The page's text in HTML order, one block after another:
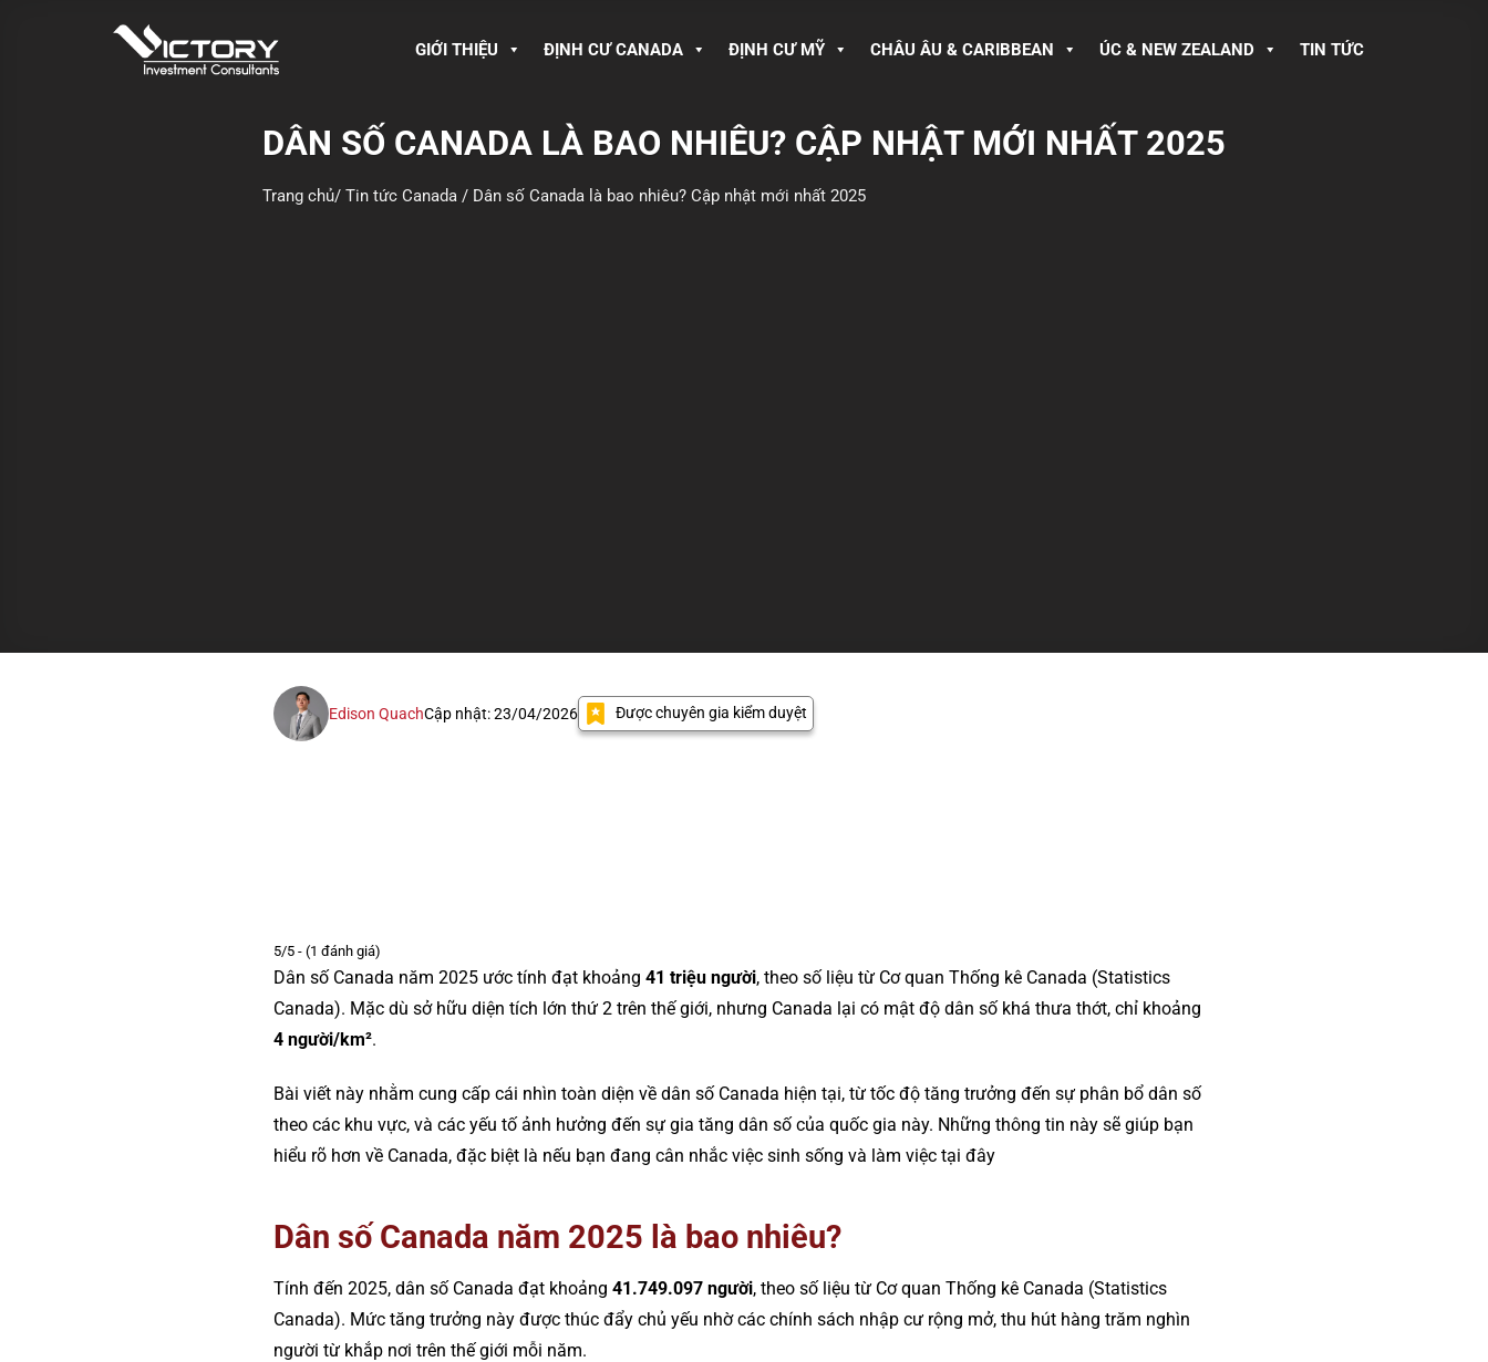
GIỚI THIỆU ĐỊNH CƯ CANADA ĐỊNH CƯ MỸ CHÂU ÂU & CARIBBEAN ÚC & NEW ZEALAND TIN TỨC
DÂN SỐ CANADA LÀ BAO NHIÊU? CẬP NHẬT MỚI NHẤT 2025
Trang chủ/ Tin tức Canada / Dân số Canada là bao nhiêu? Cập nhật mới nhất 2025
Edison QuachCập nhật: 23/04/2026 Được chuyên gia kiểm duyệt
5/5 - (1 đánh giá)
Dân số Canada năm 2025 ước tính đạt khoảng 41 triệu người, theo số liệu từ Cơ quan Thống kê Canada (Statistics
Canada). Mặc dù sở hữu diện tích lớn thứ 2 trên thế giới, nhưng Canada lại có mật độ dân số khá thưa thớt, chỉ khoảng
4 người/km².
Bài viết này nhằm cung cấp cái nhìn toàn diện về dân số Canada hiện tại, từ tốc độ tăng trưởng đến sự phân bổ dân số
theo các khu vực, và các yếu tố ảnh hưởng đến sự gia tăng dân số của quốc gia này. Những thông tin này sẽ giúp bạn
hiểu rõ hơn về Canada, đặc biệt là nếu bạn đang cân nhắc việc sinh sống và làm việc tại đây​
Dân số Canada năm 2025 là bao nhiêu?
Tính đến 2025, dân số Canada đạt khoảng 41.749.097 người, theo số liệu từ Cơ quan Thống kê Canada (Statistics
Canada)​. Mức tăng trưởng này được thúc đẩy chủ yếu nhờ các chính sách nhập cư rộng mở, thu hút hàng trăm nghìn
người từ khắp nơi trên thế giới mỗi năm.